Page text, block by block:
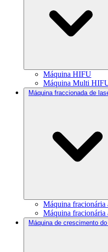
Máquina HIFU
Máquina Multi
Máquina fraccionada de
Máquina fracionária
Máquina fracionária
Máquina de crescimento